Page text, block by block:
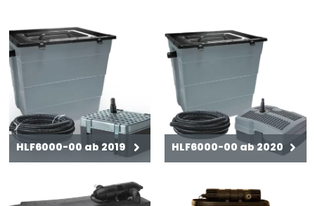
HLF6000-00 ab 2019 HLF6000-00 ab 2020